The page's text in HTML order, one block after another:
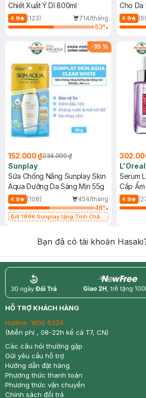
Chiết Xuất Ý Dĩ 800ml
4.9 (123)
714/tháng
53%
Cho Da
(Mới)
4.9
-35 %
152.000 ₫234.000 ₫
Sunplay
Sữa Chống Nắng Sunplay Skin
Aqua Dưỡng Da Sáng Mịn 55g
4.9 (108)
454/tháng
48%
Bill 199K Sunplay tặng Tinh Chất
L'Oreal
Serum
Cấp
4.9
Bạn đã có tài khoản
return nowfree
HỖ TRỢ KHÁCH HÀNG
Hotline: 1800 6324
(Miễn phí , 08-22h kể cả T7, CN)
Các câu hỏi thường gặp
Gửi yêu cầu hỗ trợ
Hướng dẫn đặt hàng
Phương thức thanh toán
Phương thức vận chuyển
Chính sách đổi trả